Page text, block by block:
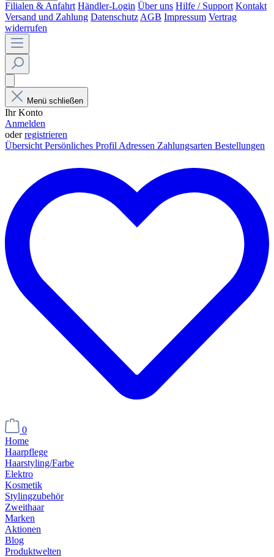
Filialen & Anfahrt Händler-Login Über uns Hilfe / Support Kontakt
Versand und Zahlung Datenschutz AGB Impressum Vertrag
widerrufen
Menü schließen
Ihr Konto
Anmelden
oderregistrieren
Übersicht Persönliches Profil Adressen Zahlungsarten Bestellungen
0
Home
Haarpflege
Haarstyling/Farbe
Elektro
Kosmetik
Stylingzubehör
Zweithaar
Marken
Aktionen
Blog
Produktwelten